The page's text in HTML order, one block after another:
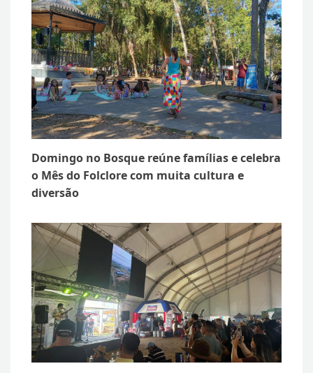
Domingo no Bosque reúne famílias e celebra
o Mês do Folclore com muita cultura e
diversão